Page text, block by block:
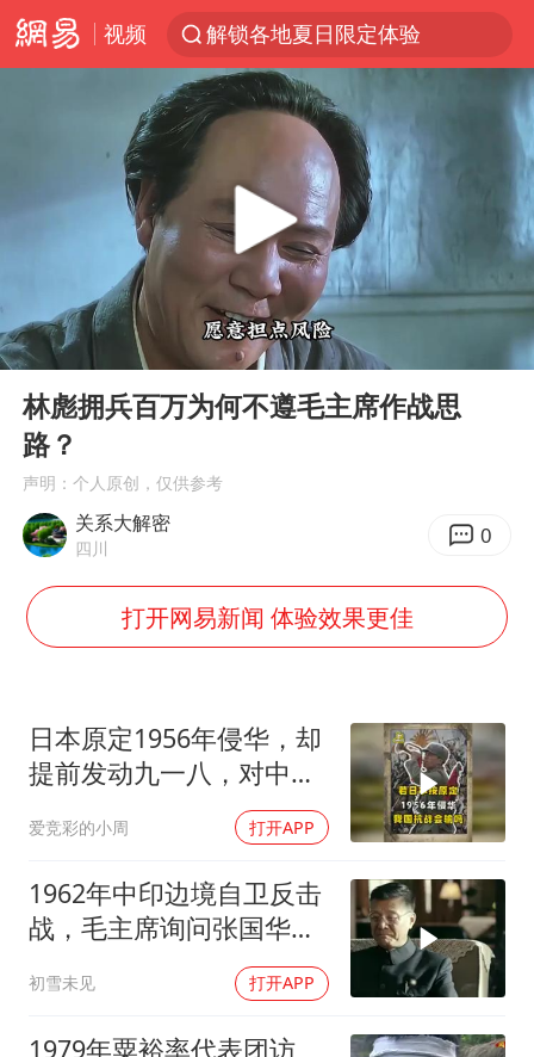
视频
解锁各地夏日限定体验
四川宜宾市珙县发生3.4级地震
白海豚将正面袭击贯穿浙江
香港宏福苑火灾或由烟头引起
中国父女泰国骑摩托车坠崖1死1伤
浙江台州《告全体市民书》
郑丽文：台湾从来没有“独立”过
刘浩存百花奖开幕式红裙起舞
女子网购名牌包发现是自己丢的那只
女儿为争财产堵门阻挠父亲出殡
戚薇谈把脸交给AI
多个明星演唱会取消
习近平心系体育强国建设
Play
00:00
林彪拥兵百万为何不遵毛主席作战思
路？
声明：个人原创，仅供参考
关系大解密
四川 0
打开网易新闻 体验效果更佳
日本原定1956年侵华，却
提前发动九一八，对中国
爱竞彩的小周 打开APP
1962年中印边境自卫反击
战，毛主席询问张国华能
初雪未见 打开APP
1979年粟裕率代表团访